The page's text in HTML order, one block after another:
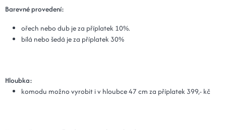
Barevné provedení:
ořech nebo dub je za příplatek 10%.
bílá nebo šedá je za příplatek 30%
Hloubka:
komodu možno vyrobit i v hloubce 47 cm za příplatek 399,- kč